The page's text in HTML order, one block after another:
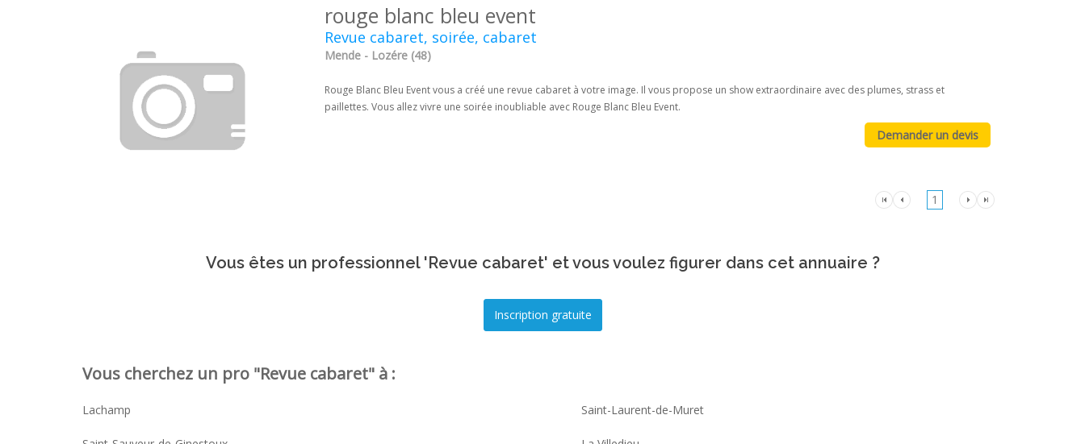
rouge blanc bleu event
Revue cabaret, soirée, cabaret
Mende - Lozére (48)
Rouge Blanc Bleu Event vous a créé une revue cabaret à votre image. Il vous propose un show extraordinaire avec des plumes, strass et
paillettes. Vous allez vivre une soirée inoubliable avec Rouge Blanc Bleu Event.
1
Vous êtes un professionnel 'Revue cabaret' et vous voulez figurer dans cet annuaire ?
Vous cherchez un pro "Revue cabaret" à :
Lachamp Saint-Laurent-de-Muret